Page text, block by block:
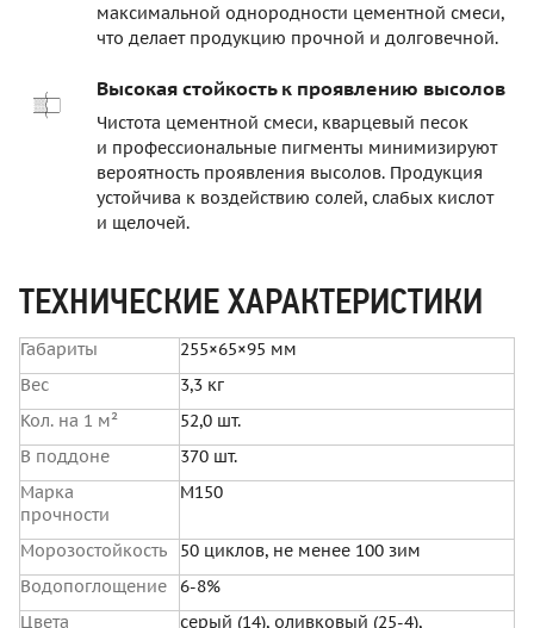
максимальной однородности цементной смеси,
что делает продукцию прочной и долговечной.
Высокая стойкость к проявлению высолов
Чистота цементной смеси, кварцевый песок
и профессиональные пигменты минимизируют
вероятность проявления высолов. Продукция
устойчива к воздействию солей, слабых кислот
и щелочей.
ТЕХНИЧЕСКИЕ ХАРАКТЕРИСТИКИ
Габариты
255×65×95 мм
Вес
3,3 кг
Кол. на 1 м²
52,0 шт.
В поддоне
370 шт.
Марка
прочности
М150
Морозостойкость
50 циклов, не менее 100 зим
Водопоглощение
6-8%
Цвета
серый (14), оливковый (25-4),